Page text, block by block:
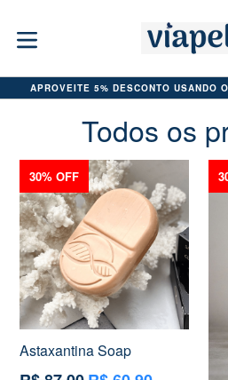
para
APROVEITE 5% DESCONTO USANDO
Todos os
30% OFF
Astaxantina Soap
Preço